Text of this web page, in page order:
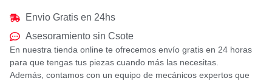
Envio Gratis en 24hs
Asesoramiento sin Csote
En nuestra tienda online te ofrecemos envío gratis en 24 horas
para que tengas tus piezas cuando más las necesitas.
Además, contamos con un equipo de mecánicos expertos que